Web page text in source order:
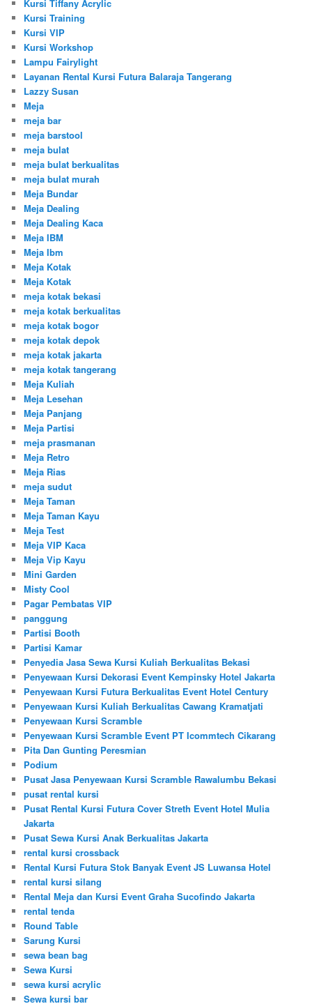
Kursi Tiffany Acrylic
Kursi Training
Kursi VIP
Kursi Workshop
Lampu Fairylight
Layanan Rental Kursi Futura Balaraja Tangerang
Lazzy Susan
Meja
meja bar
meja barstool
meja bulat
meja bulat berkualitas
meja bulat murah
Meja Bundar
Meja Dealing
Meja Dealing Kaca
Meja IBM
Meja Ibm
Meja Kotak
Meja Kotak
meja kotak bekasi
meja kotak berkualitas
meja kotak bogor
meja kotak depok
meja kotak jakarta
meja kotak tangerang
Meja Kuliah
Meja Lesehan
Meja Panjang
Meja Partisi
meja prasmanan
Meja Retro
Meja Rias
meja sudut
Meja Taman
Meja Taman Kayu
Meja Test
Meja VIP Kaca
Meja Vip Kayu
Mini Garden
Misty Cool
Pagar Pembatas VIP
panggung
Partisi Booth
Partisi Kamar
Penyedia Jasa Sewa Kursi Kuliah Berkualitas Bekasi
Penyewaan Kursi Dekorasi Event Kempinsky Hotel Jakarta
Penyewaan Kursi Futura Berkualitas Event Hotel Century
Penyewaan Kursi Kuliah Berkualitas Cawang Kramatjati
Penyewaan Kursi Scramble
Penyewaan Kursi Scramble Event PT Icommtech Cikarang
Pita Dan Gunting Peresmian
Podium
Pusat Jasa Penyewaan Kursi Scramble Rawalumbu Bekasi
pusat rental kursi
Pusat Rental Kursi Futura Cover Streth Event Hotel Mulia
Jakarta
Pusat Sewa Kursi Anak Berkualitas Jakarta
rental kursi crossback
Rental Kursi Futura Stok Banyak Event JS Luwansa Hotel
rental kursi silang
Rental Meja dan Kursi Event Graha Sucofindo Jakarta
rental tenda
Round Table
Sarung Kursi
sewa bean bag
Sewa Kursi
sewa kursi acrylic
Sewa kursi bar